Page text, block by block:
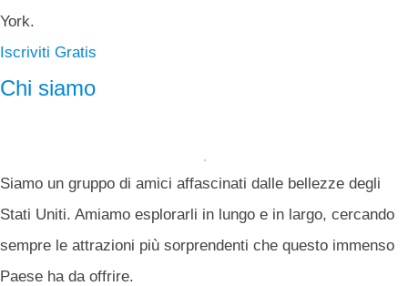
York.
Iscriviti Gratis
Chi siamo
Siamo un gruppo di amici affascinati dalle bellezze degli
Stati Uniti. Amiamo esplorarli in lungo e in largo, cercando
sempre le attrazioni più sorprendenti che questo immenso
Paese ha da offrire.